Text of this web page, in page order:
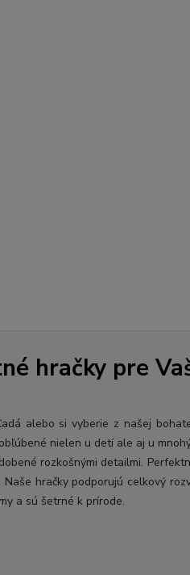
hračky pre
alebo si vyberie z našej
nielen u detí ale aj u
rozkošnými detailmi.
Naše hračky podporujú celkový
a sú šetrné k prírode.